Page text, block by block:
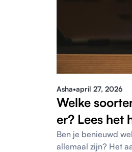
Asha•april 27, 2026
Welke
er? Lees het
Ben je benieuwd
allemaal zijn? Het